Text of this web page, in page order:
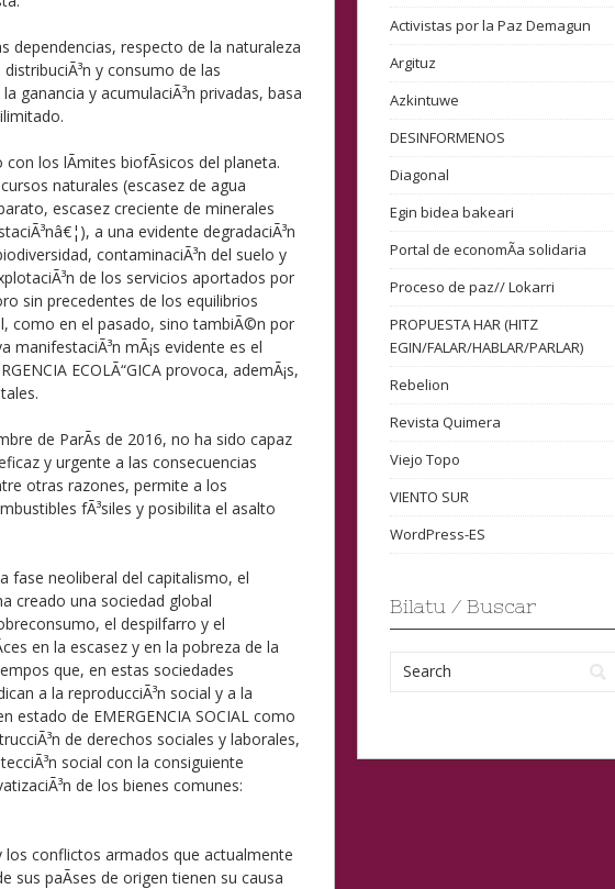
dependencias, respecto de la naturaleza
y consumo de las
ganancia y acumulaciÃ³n privadas, basa
los lÃ­mites biofÃ­sicos del planeta.
naturales (escasez de agua
escasez creciente de minerales
a una evidente degradaciÃ³n
contaminaciÃ³n del suelo y
de los servicios aportados por
sin precedentes de los equilibrios
como en el pasado, sino tambiÃ©n por
mÃ¡s evidente es el
ECOLÃ“GICA provoca, ademÃ¡s,
de ParÃ­s de 2016, no ha sido capaz
y urgente a las consecuencias
otras razones, permite a los
fÃ³siles y posibilita el asalto
fase neoliberal del capitalismo, el
creado una sociedad global
el despilfarro y el
en la escasez y en la pobreza de la
que, en estas sociedades
a la reproducciÃ³n social y a la
estado de EMERGENCIA SOCIAL como
de derechos sociales y laborales,
social con la consiguiente
de los bienes comunes:
conflictos armados que actualmente
sus paÃ­ses de origen tienen su causa
Activistas por la Paz Demagun
Argituz
Azkintuwe
DESINFORMENOS
Diagonal
Egin bidea bakeari
Portal de economÃ­a solidaria
Proceso de paz// Lokarri
PROPUESTA HAR (HITZ
EGIN/FALAR/HABLAR/PARLAR)
Rebelion
Revista Quimera
Viejo Topo
VIENTO SUR
WordPress-ES
Bilatu / Buscar